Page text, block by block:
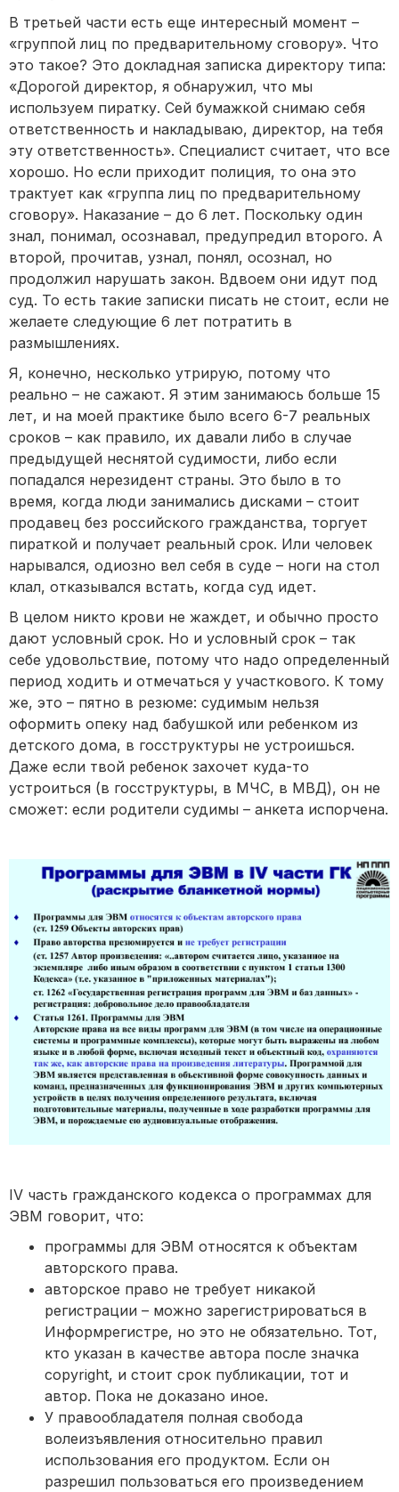
В третьей части есть еще интересный момент –
«группой лиц по предварительному сговору». Что
это такое? Это докладная записка директору типа:
«Дорогой директор, я обнаружил, что мы
используем пиратку. Сей бумажкой снимаю себя
ответственность и накладываю, директор, на тебя
эту ответственность». Специалист считает, что все
хорошо. Но если приходит полиция, то она это
трактует как «группа лиц по предварительному
сговору». Наказание – до 6 лет. Поскольку один
знал, понимал, осознавал, предупредил второго. А
второй, прочитав, узнал, понял, осознал, но
продолжил нарушать закон. Вдвоем они идут под
суд. То есть такие записки писать не стоит, если не
желаете следующие 6 лет потратить в
размышлениях.
Я, конечно, несколько утрирую, потому что
реально – не сажают. Я этим занимаюсь больше 15
лет, и на моей практике было всего 6-7 реальных
сроков – как правило, их давали либо в случае
предыдущей неснятой судимости, либо если
попадался нерезидент страны. Это было в то
время, когда люди занимались дисками – стоит
продавец без российского гражданства, торгует
пираткой и получает реальный срок. Или человек
нарывался, одиозно вел себя в суде – ноги на стол
клал, отказывался встать, когда суд идет.
В целом никто крови не жаждет, и обычно просто
дают условный срок. Но и условный срок – так
себе удовольствие, потому что надо определенный
период ходить и отмечаться у участкового. К тому
же, это – пятно в резюме: судимым нельзя
оформить опеку над бабушкой или ребенком из
детского дома, в госструктуры не устроишься.
Даже если твой ребенок захочет куда-то
устроиться (в госструктуры, в МЧС, в МВД), он не
сможет: если родители судимы – анкета испорчена.
IV часть гражданского кодекса о программах для
ЭВМ говорит, что:
программы для ЭВМ относятся к объектам
авторского права.
авторское право не требует никакой
регистрации – можно зарегистрироваться в
Информрегистре, но это не обязательно. Тот,
кто указан в качестве автора после значка
copyright, и стоит срок публикации, тот и
автор. Пока не доказано иное.
У правообладателя полная свобода
волеизъявления относительно правил
использования его продуктом. Если он
разрешил пользоваться его произведением